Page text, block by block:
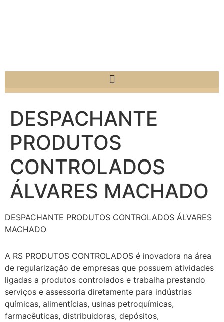
DESPACHANTE
PRODUTOS
CONTROLADOS
ÁLVARES MACHADO
DESPACHANTE PRODUTOS CONTROLADOS ÁLVARES
MACHADO
A RS PRODUTOS CONTROLADOS é inovadora na área
de regularização de empresas que possuem atividades
ligadas a produtos controlados e trabalha prestando
serviços e assessoria diretamente para indústrias
químicas, alimentícias, usinas petroquímicas,
farmacêuticas, distribuidoras, depósitos,